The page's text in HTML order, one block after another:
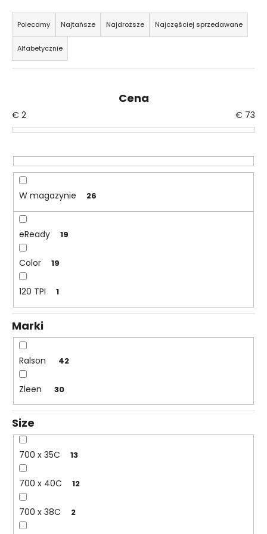
S
o
r
t
o
n
i
p
o
d
u
k
ó
w
Polecamy Najtańsze Najdroższe Najczęściej sprzedawane
Alfabetycznie
Cena
€ 2 € 73
W magazynie 26
eReady 19
Color 19
120 TPI 1
Marki
Ralson 42
Zleen 30
Size
700 x 35C 13
700 x 40C 12
700 x 38C 2
o
l
e
a
m
y